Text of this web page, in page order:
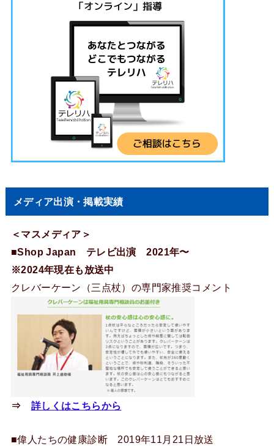
メディア出演・掲載実績
＜マスメディア＞
■Shop Japan テレビ出演 2021年〜
※2024年現在も放送中
クレバーケーン（三点杖）の専門家推奨コメント
⇒ 詳しくはこちらから
■偉人たちの健康診断 2019年11月21日放送